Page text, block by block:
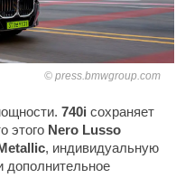
press.bmwgroup.com
740i сохраняет
этого Nero Lusso
, индивидуальную
дополнительное